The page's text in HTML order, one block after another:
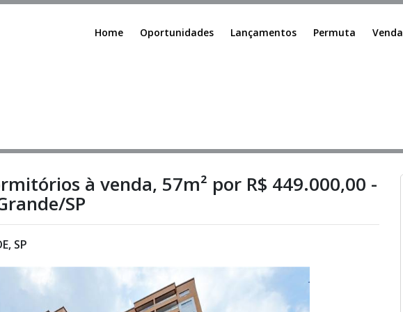
Home Oportunidades Lançamentos Permuta Venda
à venda, 57m² por R$ 449.000,00 -
SP
SP